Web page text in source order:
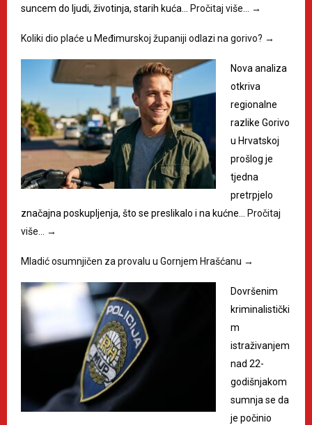
suncem do ljudi, životinja, starih kuća… Pročitaj više… →
Koliki dio plaće u Međimurskoj županiji odlazi na gorivo? →
Nova analiza
otkriva
regionalne
razlike Gorivo
u Hrvatskoj
prošlog je
tjedna
pretrpjelo
značajna poskupljenja, što se preslikalo i na kućne… Pročitaj
više… →
Mladić osumnjičen za provalu u Gornjem Hrašćanu →
Dovršenim
kriminalistički
m
istraživanjem
nad 22-
godišnjakom
sumnja se da
je počinio